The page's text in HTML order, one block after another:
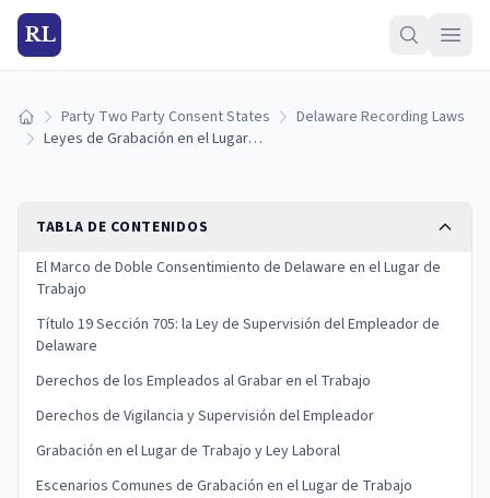
RL
Inicio Party Two Party Consent States
Delaware Recording Laws
Leyes de Grabación en el Lugar de Trabajo de Delaware: Derechos del Empleado, Supervisión del Empleador y el Título 19 Sección 705 (2026)
TABLA DE CONTENIDOS
El Marco de Doble Consentimiento de Delaware en el Lugar de
Trabajo
Título 19 Sección 705: la Ley de Supervisión del Empleador de
Delaware
Derechos de los Empleados al Grabar en el Trabajo
Derechos de Vigilancia y Supervisión del Empleador
Grabación en el Lugar de Trabajo y Ley Laboral
Escenarios Comunes de Grabación en el Lugar de Trabajo